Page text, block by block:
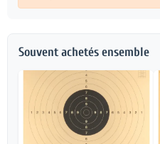
Souvent achetés ensemble